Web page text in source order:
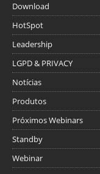
Download
HotSpot
Leadership
LGPD & PRIVACY
Notícias
Produtos
Próximos Webinars
Standby
Webinar